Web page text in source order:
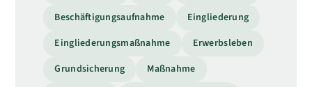
Beschäftigungsaufnahme
Eingliederung
Eingliederungsmaßnahme
Erwerbsleben
Grundsicherung
Maßnahme